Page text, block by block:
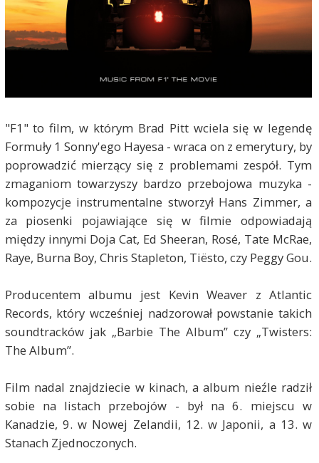
"F1" to film, w którym Brad Pitt wciela się w legendę
Formuły 1 Sonny'ego Hayesa - wraca on z emerytury, by
poprowadzić mierzący się z problemami zespół. Tym
zmaganiom towarzyszy bardzo przebojowa muzyka -
kompozycje instrumentalne stworzył Hans Zimmer, a
za piosenki pojawiające się w filmie odpowiadają
między innymi Doja Cat, Ed Sheeran, Rosé, Tate McRae,
Raye, Burna Boy, Chris Stapleton, Tiësto, czy Peggy Gou.
Producentem albumu jest Kevin Weaver z Atlantic
Records, który wcześniej nadzorował powstanie takich
soundtracków jak „Barbie The Album” czy „Twisters:
The Album”.
Film nadal znajdziecie w kinach, a album nieźle radził
sobie na listach przebojów - był na 6. miejscu w
Kanadzie, 9. w Nowej Zelandii, 12. w Japonii, a 13. w
Stanach Zjednoczonych.